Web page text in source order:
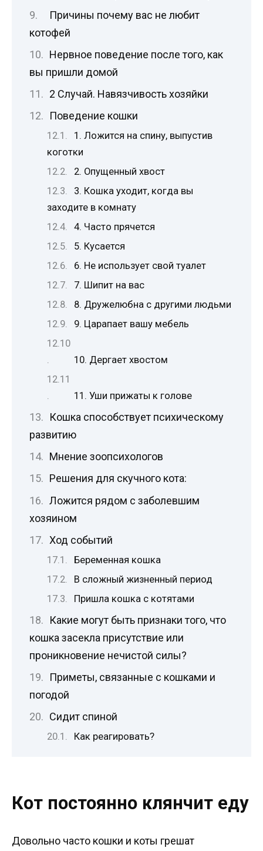
Причины почему вас не любит
котофей
Нервное поведение после того, как
вы пришли домой
2 Случай. Навязчивость хозяйки
Поведение кошки
1. Ложится на спину, выпустив
коготки
2. Опущенный хвост
3. Кошка уходит, когда вы
заходите в комнату
4. Часто прячется
5. Кусается
6. Не использует свой туалет
7. Шипит на вас
8. Дружелюбна с другими людьми
9. Царапает вашу мебель
10. Дергает хвостом
11. Уши прижаты к голове
Кошка способствует психическому
развитию
Мнение зоопсихологов
Решения для скучного кота:
Ложится рядом с заболевшим
хозяином
Ход событий
Беременная кошка
В сложный жизненный период
Пришла кошка с котятами
Какие могут быть признаки того, что
кошка засекла присутствие или
проникновение нечистой силы?
Приметы, связанные с кошками и
погодой
Сидит спиной
Как реагировать?
Кот постоянно клянчит еду
Довольно часто кошки и коты грешат